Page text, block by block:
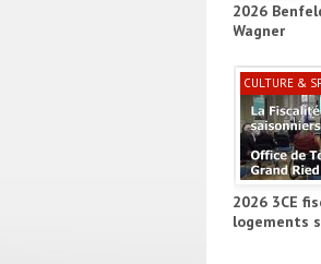
2026
Wagner
CULTURE &
2026 3CE
logements